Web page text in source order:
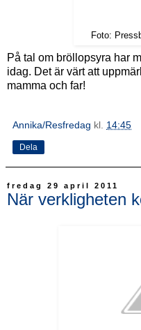
Foto:
På tal om bröllopsyra har
idag. Det är värt att
mamma och far!
Annika/Resfredag kl. 14:45
Dela
fredag 29 april 2011
När verkligheten